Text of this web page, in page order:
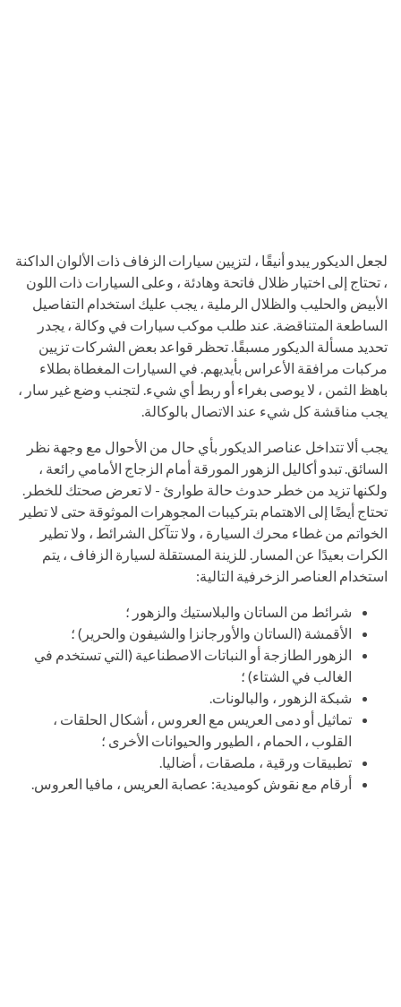
لجعل الديكور يبدو أنيقًا ، لتزيين سيارات الزفاف ذات الألوان الداكنة
، تحتاج إلى اختيار ظلال فاتحة وهادئة ، وعلى السيارات ذات اللون
الأبيض والحليب والظلال الرملية ، يجب عليك استخدام التفاصيل
الساطعة المتناقضة. عند طلب موكب سيارات في وكالة ، يجدر
تحديد مسألة الديكور مسبقًا. تحظر قواعد بعض الشركات تزيين
مركبات مرافقة الأعراس بأيديهم. في السيارات المغطاة بطلاء
باهظ الثمن ، لا يوصى بغراء أو ربط أي شيء. لتجنب وضع غير سار ،
يجب مناقشة كل شيء عند الاتصال بالوكالة.
يجب ألا تتداخل عناصر الديكور بأي حال من الأحوال مع وجهة نظر
السائق. تبدو أكاليل الزهور المورقة أمام الزجاج الأمامي رائعة ،
ولكنها تزيد من خطر حدوث حالة طوارئ - لا تعرض صحتك للخطر.
تحتاج أيضًا إلى الاهتمام بتركيبات المجوهرات الموثوقة حتى لا تطير
الخواتم من غطاء محرك السيارة ، ولا تتآكل الشرائط ، ولا تطير
الكرات بعيدًا عن المسار. للزينة المستقلة لسيارة الزفاف ، يتم
استخدام العناصر الزخرفية التالية:
شرائط من الساتان والبلاستيك والزهور ؛
الأقمشة (الساتان والأورجانزا والشيفون والحرير) ؛
الزهور الطازجة أو النباتات الاصطناعية (التي تستخدم في
الغالب في الشتاء) ؛
شبكة الزهور ، والبالونات.
تماثيل أو دمى العريس مع العروس ، أشكال الحلقات ،
القلوب ، الحمام ، الطيور والحيوانات الأخرى ؛
تطبيقات ورقية ، ملصقات ، أضاليا.
أرقام مع نقوش كوميدية: عصابة العريس ، مافيا العروس.